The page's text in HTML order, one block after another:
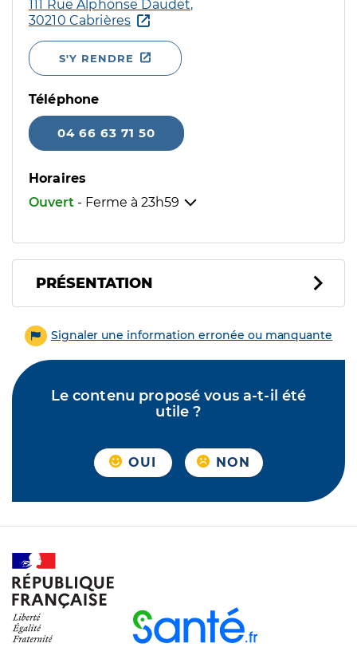
111 Rue Alphonse Daudet,
30210 Cabrières
S'Y RENDRE
Téléphone
04 66 63 71 50
Horaires
Ouvert - Ferme à 23h59
PRÉSENTATION
Signaler une information erronée ou manquante
Le contenu proposé vous a-t-il été
utile ?
OUI NON